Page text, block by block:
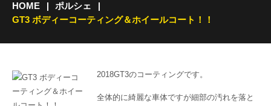
HOME
ポルシェ
GT3 ボディーコーティング＆ホイールコート！！
2018GT3のコーティングです。
全体的に綺麗な車体ですが細部の汚れを落と